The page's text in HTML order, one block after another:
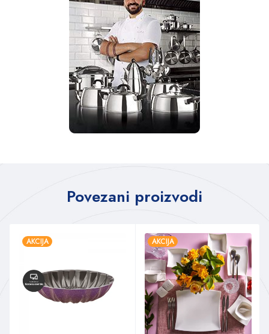
Povezani proizvodi
AKCIJA AKCIJA